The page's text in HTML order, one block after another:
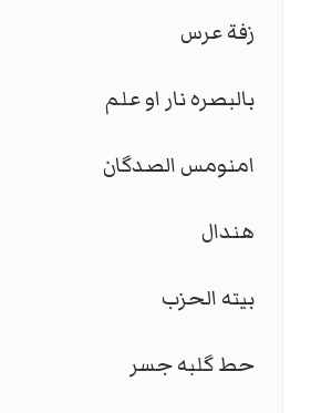
زفة عرس
بالبصره نار او علم
امنومس الصدگان
هندال
بيته الحزب
حط گلبه جسر